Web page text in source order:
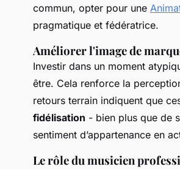
commun, opter pour une
pragmatique et fédératrice.
Améliorer l'image de
Investir dans un moment
être. Cela renforce la
retours terrain indiquent que
fidélisation - bien plus que de
sentiment d’appartenance en
Le rôle du musicien